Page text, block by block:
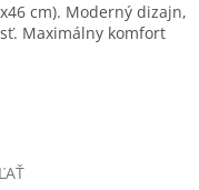
cm). Moderný dizajn,
Maximálny komfort